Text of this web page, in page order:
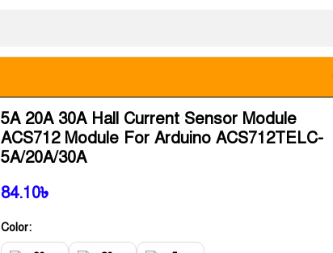
5A 20A 30A Hall Current Sensor Module
ACS712 Module For Arduino ACS712TELC-
5A/20A/30A
84.10৳
Color: